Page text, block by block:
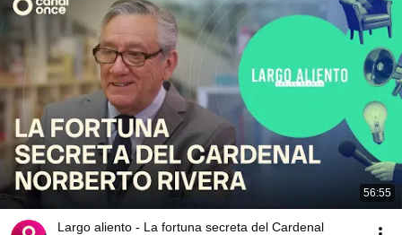
56:55
Largo aliento - La fortuna secreta del Cardenal